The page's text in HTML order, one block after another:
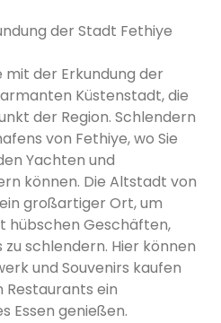
der Stadt Fethiye
mit der Erkundung der
Küstenstadt, die
der Region. Schlendern
von Fethiye, wo Sie
Yachten und
können. Die Altstadt von
großartiger Ort, um
hübschen Geschäften,
schlendern. Hier können
und Souvenirs kaufen
Restaurants ein
Essen genießen.